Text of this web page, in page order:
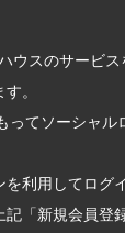
ウスのサービ
。
てソーシャル
を利用してログ
記「新規会員登